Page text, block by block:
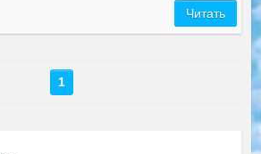
Читать
1